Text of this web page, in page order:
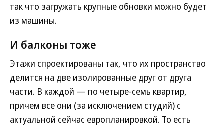
так что загружать крупные обновки можно будет
из машины.
И балконы тоже
Этажи спроектированы так, что их пространство
делится на две изолированные друг от друга
части. В каждой — по четыре-семь квартир,
причем все они (за исключением студий) с
актуальной сейчас европланировкой. То есть